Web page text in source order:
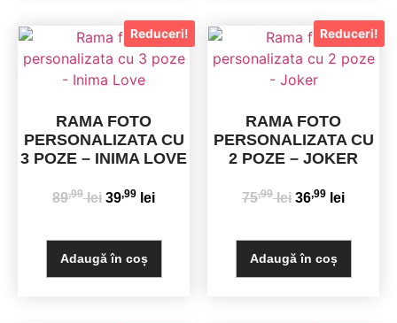
Reduceri!
RAMA FOTO
PERSONALIZATA CU
3 POZE – INIMA LOVE
89,99 lei 39,99 lei
Adaugă în coș
Reduceri!
RAMA FOTO
PERSONALIZATA CU
2 POZE – JOKER
75,99 lei 36,99 lei
Adaugă în coș